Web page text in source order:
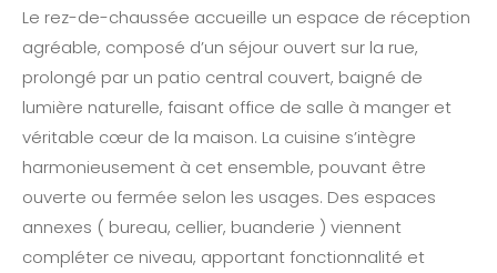
Le rez-de-chaussée accueille un espace de réception
agréable, composé d’un séjour ouvert sur la rue,
prolongé par un patio central couvert, baigné de
lumière naturelle, faisant office de salle à manger et
véritable cœur de la maison. La cuisine s’intègre
harmonieusement à cet ensemble, pouvant être
ouverte ou fermée selon les usages. Des espaces
annexes ( bureau, cellier, buanderie ) viennent
compléter ce niveau, apportant fonctionnalité et